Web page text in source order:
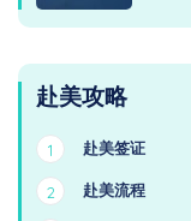
赴美攻略
1 赴美签证
2 赴美流程